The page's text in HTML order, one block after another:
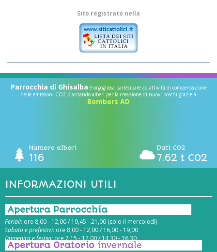
Sito registrato nella
Parrocchia di Ghisalba è orgogliosa partecipare ad attività di compensazione
delle emissioni CO2 piantando alberi per la creazione di nuovi boschi grazie a
Bombers AD
Numero alberi
116
Dati CO2
7.62 t CO2
INFORMAZIONI UTILI
Apertura Parrocchia
Feriali: ore 8,00 - 12,00 / 19,45 - 21,00 (solo il mercoledì)
Sabato e prefestivi: ore 8,00 - 12,00 / 16,00 - 19,00
Domenica e festivi:ore 7,15 - 12,00 / 14,30 - 16,30
Apertura Oratorio invernale